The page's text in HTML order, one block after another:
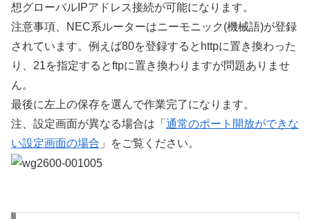
想グローバルIPアドレス接続が可能になります。
注意事項、NEC系ルーターはニーモニック(機械語)が登録
されています。例えば80を登録するとhttpに置き換わった
り、21を指定するとftpに置き換わりますが問題ありませ
ん。
最後に左上の保存を選んで作業完了になります。
注、設定画面が異なる場合は「 通常のポート開放ができな
い設定画面の場合 」をご覧ください。